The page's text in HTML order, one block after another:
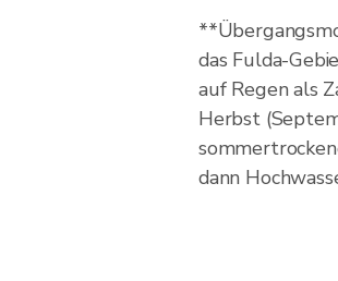
das Fulda-
auf Regen als
Herbst
dann